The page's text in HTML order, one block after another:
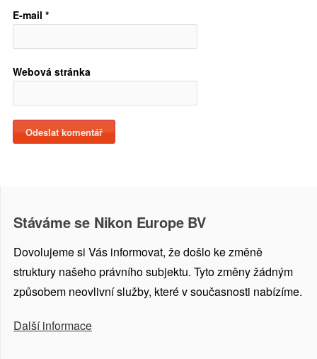
E-mail *
Webová stránka
Stáváme se Nikon Europe BV
Dovolujeme si Vás informovat, že došlo ke změně
struktury našeho právního subjektu. Tyto změny žádným
způsobem neovlivní služby, které v současnosti nabízíme.
Další informace